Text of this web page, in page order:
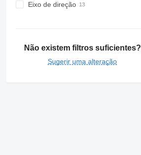
Eixo de direção
Não existem filtros suficientes?
Sugerir uma alteração